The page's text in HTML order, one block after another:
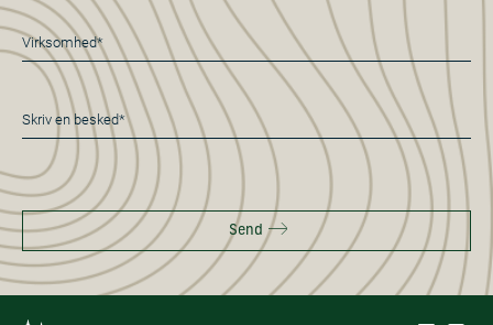
Virksomhed*
*
Besked
*
Send